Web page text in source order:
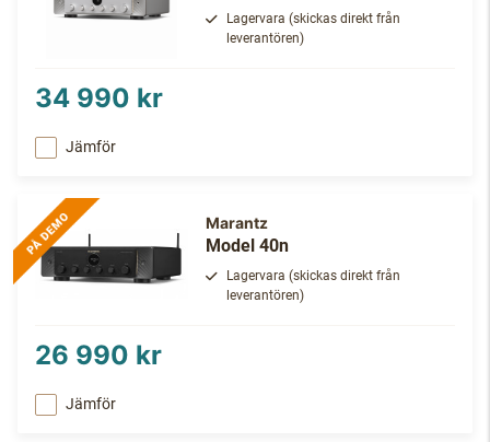
Lagervara (skickas direkt från
leverantören)
34 990 kr
Jämför
Marantz
Model 40n
Lagervara (skickas direkt från
leverantören)
26 990 kr
Jämför